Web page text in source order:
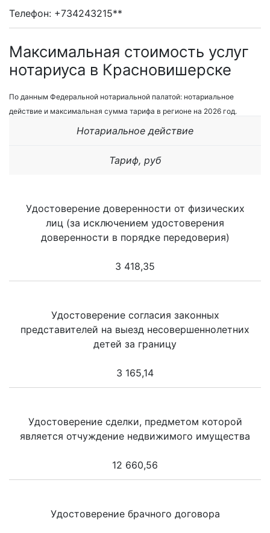
Телефон: +734243215**
Максимальная стоимость услуг
нотариуса в Красновишерске
По данным Федеральной нотариальной палатой: нотариальное
действие и максимальная сумма тарифа в регионе на 2026 год.
Нотариальное действие
Тариф, руб
Удостоверение доверенности от физических
лиц (за исключением удостоверения
доверенности в порядке передоверия)
3 418,35
Удостоверение согласия законных
представителей на выезд несовершеннолетних
детей за границу
3 165,14
Удостоверение сделки, предметом которой
является отчуждение недвижимого имущества
12 660,56
Удостоверение брачного договора